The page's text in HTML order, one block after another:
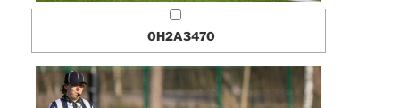
0H2A3470